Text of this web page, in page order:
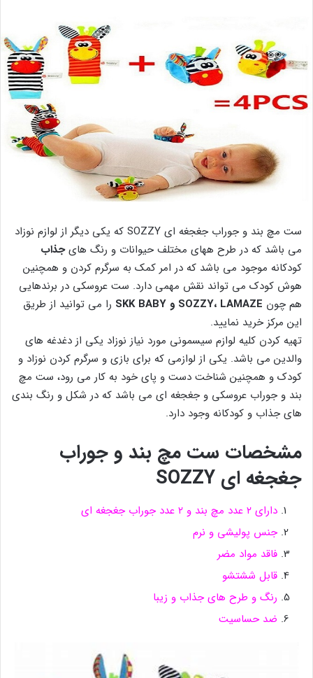
ست مچ بند و جوراب جغجغه ای SOZZY که یکی دیگر از لوازم نوزاد
می باشد که در طرح ههای مختلف حیوانات و رنگ هایجذاب
کودکانه موجود می باشد که در امر کمک به سرگرم کردن و همچنین
هوش کودک می تواند نقش مهمی دارد. ست عروسکی در برندهایی
هم چون SOZZY، LAMAZE و SKK BABY
را می توانید از طریق
این مرکز خرید نمایید.
تهیه کردن کلیه لوازم سیسمونی مورد نیاز نوزاد یکی از دغدغه های
والدین می باشد. یکی از لوازمی که برای بازی و سرگرم کردن نوزاد و
کودک و همچنین شناخت دست و پای خود به کار می رود، ست مچ
بند و جوراب عروسکی و جغجغه ای می باشد که در شکل و رنگ بندی
های جذاب و کودکانه وجود دارد.
مشخصات ست مچ بند و جوراب
جغجغه ای SOZZY
دارای ۲ عدد مچ بند و ۲ عدد جوراب جغجغه ای
جنس پولیشی و نرم
فاقد مواد مضر
قابل ششتشو
رنگ و طرح های جذاب و زیبا
ضد حساسیت